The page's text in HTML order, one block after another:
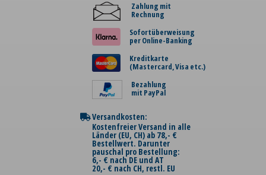
Zahlung mit
Rechnung
Sofortüberweisung
per Online-Banking
Kreditkarte
(Mastercard, Visa etc.)
Bezahlung
mit PayPal
Versandkosten:
Kostenfreier Versand in alle
Länder (EU, CH) ab 78,- €
Bestellwert. Darunter
pauschal pro Bestellung:
6,- € nach DE und AT
20,- € nach CH, restl. EU